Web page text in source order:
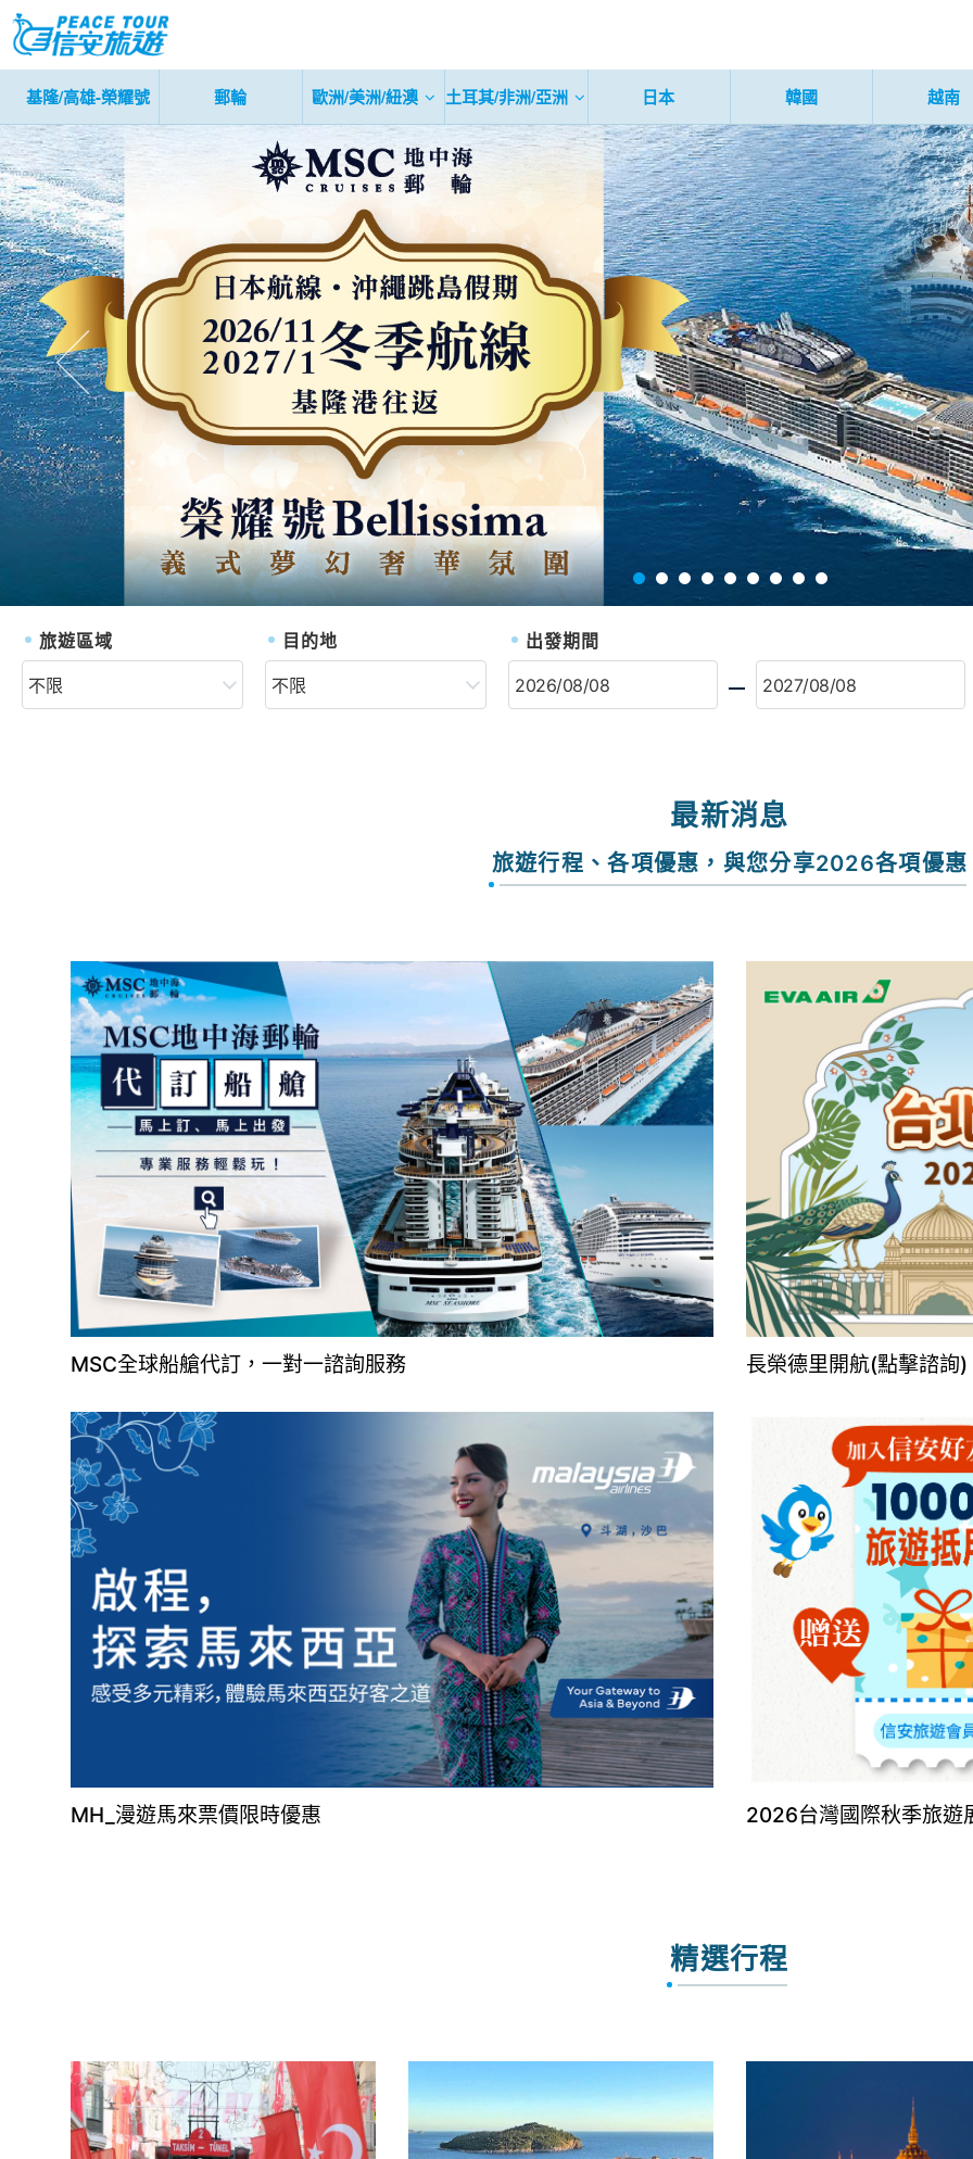
基隆/高雄-榮耀號 郵輪 歐洲/美洲/紐澳 土耳其/非洲/亞洲 日本 韓國 越南
往前
旅遊區域 目的地 出發期間
最新消息
旅遊行程、各項優惠，與您分享2026各項優惠
MSC全球船艙代訂，一對一諮詢服務 長榮德里開航(點擊諮詢)
2026台灣國際秋季旅
MH_漫遊馬來票價限時優惠
精選行程